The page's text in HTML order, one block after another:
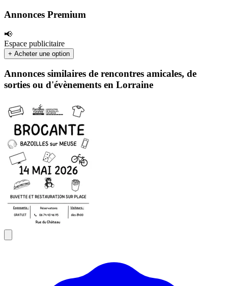
Annonces Premium
📢
Espace publicitaire
+ Acheter une option
Annonces similaires de rencontres amicales, de
sorties ou d'évènements en Lorraine